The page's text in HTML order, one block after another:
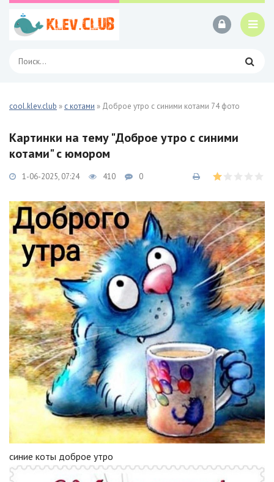
cool.klev.club » с котами » Доброе утро с синими котами 74 фото
Картинки на тему "Доброе утро с синими
котами" с юмором
1-06-2025, 07:24 410 0
синие коты доброе утро